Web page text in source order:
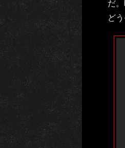
だ
ど